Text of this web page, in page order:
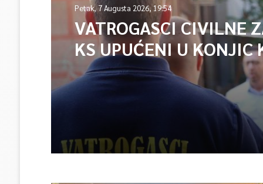
Petak, 7 Augusta 2026, 19:54
VATROGASCI CIVILNE
KS UPUĆENI U KONJIC
ISPOMOĆ U GAŠENJU